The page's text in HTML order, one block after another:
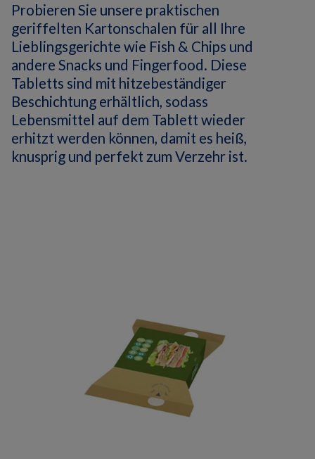
Probieren Sie unsere praktischen
geriffelten Kartonschalen für all Ihre
Lieblingsgerichte wie Fish & Chips und
andere Snacks und Fingerfood. Diese
Tabletts sind mit hitzebeständiger
Beschichtung erhältlich, sodass
Lebensmittel auf dem Tablett wieder
erhitzt werden können, damit es heiß,
knusprig und perfekt zum Verzehr ist.